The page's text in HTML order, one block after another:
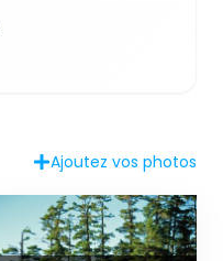
Ajoutez vos photos